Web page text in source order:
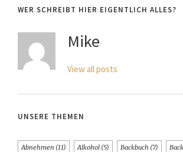
WER SCHREIBT HIER EIGENTLICH ALLES?
Mike
View all posts
UNSERE THEMEN
Abnehmen (11) Alkohol (5) Backbuch (7)